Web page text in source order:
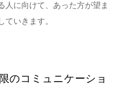
人に向けて、あった方が望ま
ていきます。
のコミュニケーショ